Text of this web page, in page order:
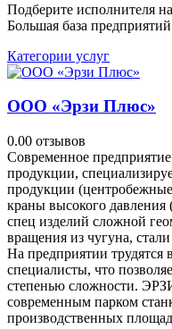
Подберите исполнителя
Большая база
Категории услуг
ООО «Эрзи Плюс»
0.00 отзывов
Современное
продукции,
продукции
краны высокого
спец изделий сложной
вращения из чугуна,
На предприятии
специалисты, что
степенью сложности.
современным парком
производственных